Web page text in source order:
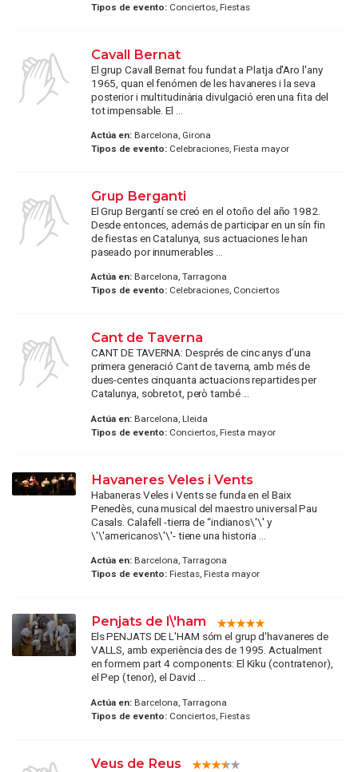
Tipos de evento:Conciertos, Fiestas
Cavall Bernat
El grup Cavall Bernat fou fundat a Platja d'Aro l'any
1965, quan el fenómen de les havaneres i la seva
posterior i multitudinària divulgació eren una fita del
tot impensable. El ...
Actúa en:Barcelona, Girona
Tipos de evento:Celebraciones, Fiesta mayor
Grup Berganti
El Grup Bergantí se creó en el otoño del año 1982.
Desde entonces, además de participar en un sín fin
de fiestas en Catalunya, sus actuaciones le han
paseado por innumerables ...
Actúa en:Barcelona, Tarragona
Tipos de evento:Celebraciones, Conciertos
Cant de Taverna
CANT DE TAVERNA: Després de cinc anys d’una
primera generació Cant de taverna, amb més de
dues-centes cinquanta actuacions repartides per
Catalunya, sobretot, però també ...
Actúa en:Barcelona, Lleida
Tipos de evento:Conciertos, Fiesta mayor
Havaneres Veles i Vents
Habaneras Veles i Vents se funda en el Baix
Penedès, cuna musical del maestro universal Pau
Casals. Calafell -tierra de “indianos\'\' y
\'\'americanos\'\'- tiene una historia ...
Actúa en:Barcelona, Tarragona
Tipos de evento:Fiestas, Fiesta mayor
Penjats de l\'ham
Els PENJATS DE L'HAM sóm el grup d'havaneres de
VALLS, amb experiència des de 1995. Actualment
en formem part 4 components: El Kiku (contratenor),
el Pep (tenor), el David ...
Actúa en:Barcelona, Tarragona
Tipos de evento:Conciertos, Fiestas
Veus de Reus